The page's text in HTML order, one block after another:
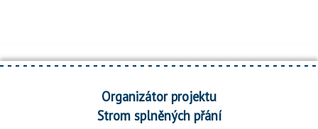
Organizátor projektu
Strom splněných přání